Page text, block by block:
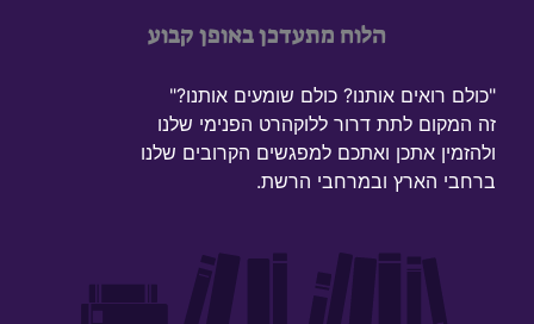
הלוח מתעדכן באופן קבוע
"כולם רואים אותנו? כולם שומעים אותנו?"
זה המקום לתת דרור ללוקהרט הפנימי שלנו
ולהזמין אתכן ואתכם למפגשים הקרובים שלנו
ברחבי הארץ ובמרחבי הרשת.